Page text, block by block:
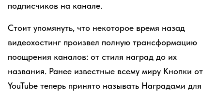
подписчиков на канале.
Стоит упомянуть, что некоторое время назад
видеохостинг произвел полную трансформацию
поощрения каналов: от стиля наград до их
названия. Ранее известные всему миру Кнопки от
YouTube теперь принято называть Наградами для